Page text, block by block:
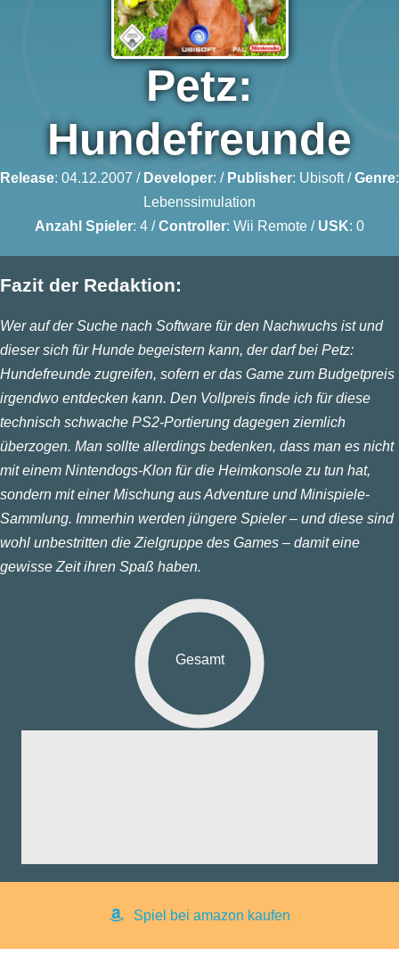
Petz:
Hundefreunde
Release: 04.12.2007 / Developer: / Publisher: Ubisoft/Genre:
Lebenssimulation
Anzahl Spieler: 4 /Controller: Wii Remote / USK: 0
Fazit der Redaktion:
Wer auf der Suche nach Software für den Nachwuchs ist und
dieser sich für Hunde begeistern kann, der darf bei Petz:
Hundefreunde zugreifen, sofern er das Game zum Budgetpreis
irgendwo entdecken kann. Den Vollpreis finde ich für diese
technisch schwache PS2-Portierung dagegen ziemlich
überzogen. Man sollte allerdings bedenken, dass man es nicht
mit einem Nintendogs-Klon für die Heimkonsole zu tun hat,
sondern mit einer Mischung aus Adventure und Minispiele-
Sammlung. Immerhin werden jüngere Spieler – und diese sind
wohl unbestritten die Zielgruppe des Games – damit eine
gewisse Zeit ihren Spaß haben.
Gesamt
Spiel bei amazon kaufen